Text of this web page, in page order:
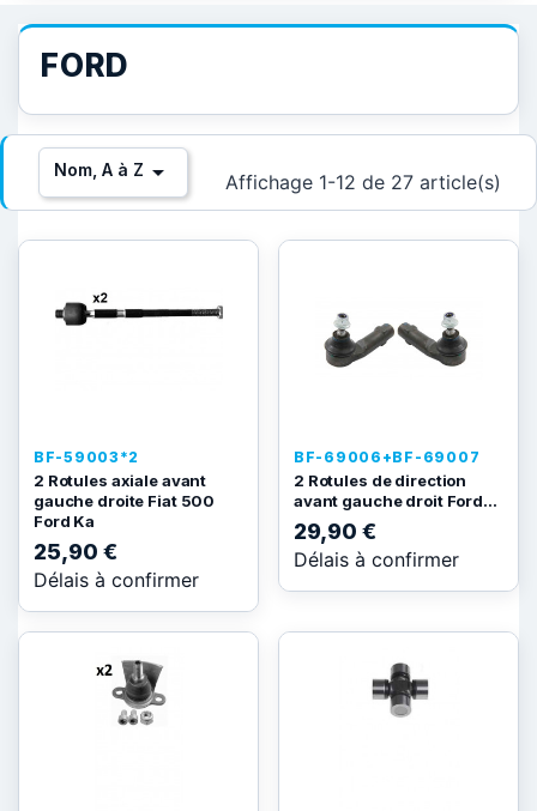
FORD
Nom, A à Z  Affichage 1-12 de 27 article(s)
BF-59003*2
2 Rotules axiale avant
gauche droite Fiat 500
Ford Ka
25,90 €
Délais à confirmer
BF-69006+BF-69007
2 Rotules de direction
avant gauche droit Ford...
29,90 €
Délais à confirmer